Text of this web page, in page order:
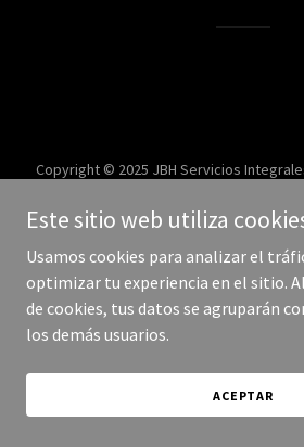
Copyright © 2025 JBH Servicios
Este sitio web utiliza
Usamos cookies para analizar el
optimizar tu experiencia en el sitio.
de cookies, tus datos se agruparán
los demás usuarios.
ACEPTAR